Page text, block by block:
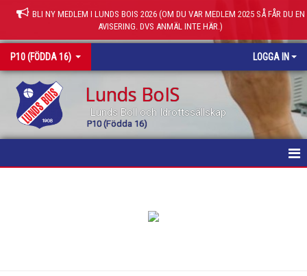
BLI NY MEDLEM I LUNDS BOIS 2026 (OM DU VAR MEDLEM 2025 SÅ FÅR DU EN
AVISERING. DVS ANMÄL INTE HÄR.)
P10 (FÖDDA 16) LOGGA IN
Lunds BoIS
Lunds Boll och Idrottssällskap
P10 (Födda 16)